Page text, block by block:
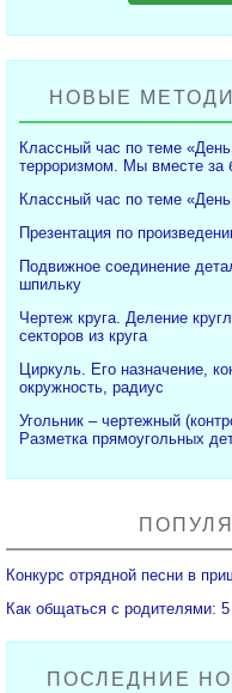
НОВЫЕ
Классный час по теме
терроризмом. Мы вместе за
Классный час по теме
Презентация по
Подвижное соединение
шпильку
Чертеж круга. Деление
секторов из круга
Циркуль. Его назначение,
окружность, радиус
Угольник – чертежный
Разметка прямоугольных
Конкурс отрядной песни в
Как общаться с родителями: 5
ПОСЛЕДНИЕ